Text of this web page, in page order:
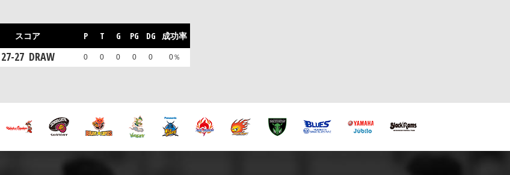
スコア P T G PG DG 成功率
27-27 DRAW 0 0 0 0 0 0％